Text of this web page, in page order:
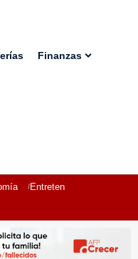
Finanzas
Entretenimiento